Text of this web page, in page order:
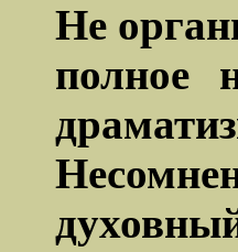
Не
полное